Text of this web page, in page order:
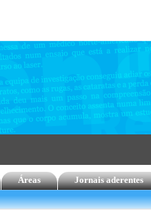
Áreas Jornais aderentes